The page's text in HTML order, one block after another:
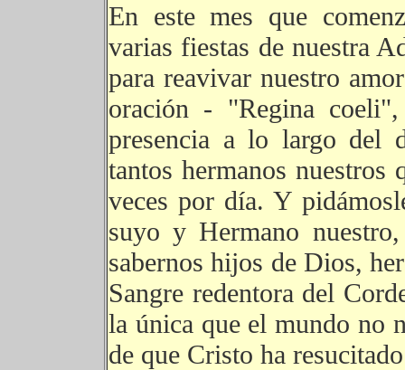
En este mes que
varias fiestas de nuestra
para reavivar nuestro
oración - "Regina
presencia a lo largo del
tantos hermanos
veces por día. Y
suyo y Hermano
sabernos hijos de Dios,
Sangre redentora del
la única que el mundo no
de que Cristo ha